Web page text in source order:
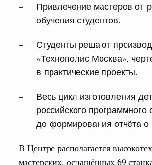
Привлечение мастеров от
обучения студентов.
Студенты решают
«Технополис Москва»,
в практические проекты.
Весь цикл изготовления
российского
до формирования отчёта о
В Центре располагается
мастерских, оснащённых 69
Более 130
значения построено под
Национальный проект «Инфраструктура
Порядка 200
объектам,
«Инфраструктура для
Сергей Кравцов и
Григорий Гуров